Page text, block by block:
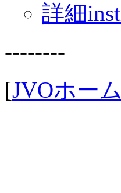
詳細
--------
[JVOホーム